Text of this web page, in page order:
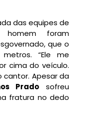
das equipes de
foram
que o
“Ele me
cima do veículo.
cantor. Apesar da
Prado sofreu
fratura no dedo